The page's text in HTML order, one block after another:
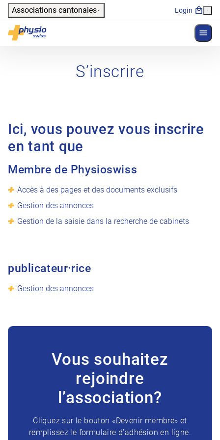
Header
Associations cantonales Login
Physioswiss
Navigation principale
S’inscrire
Ici, vous pouvez vous inscrire
en tant que
Membre de Physioswiss
Accès à des pages et des documents exclusifs
Gestion des annonces
Gestion de la saisie dans la recherche de cabinets
publicateur·rice
Gestion des annonces
Vous souhaitez
rejoindre
l’association?
Cliquez sur le bouton «Devenir membre» et
remplissez le formulaire d’adhésion en ligne.